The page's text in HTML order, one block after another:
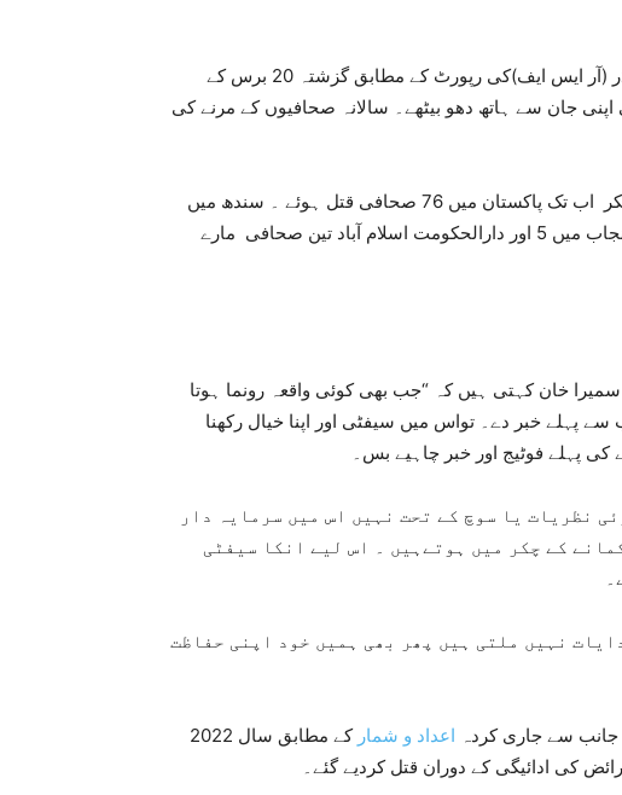
صحافیوں کی بین الاقوامی تنظیم رپورٹر ود آؤٹ بارڈر (آر ایس ایف)کی رپورٹ کے مطابق گزشتہ 20 برس کے
صحافی دوران ڈیوٹی اپنی جان سے ہاتھ دھو بیٹھے۔ سالانہ صحافیوں کے مرنے کی
پی پی ایف کے دستاویز کے مطابق سال 2002 سے لیکر اب تک پاکستان میں 76 صحافی قتل ہوئے ۔ سندھ میں
18 ، بلوچستان میں 21، خیبرپختونخواہ میں 29 اور پنجاب میں 5 اور دارالحکومت اسلام آباد تین صحافی مارے
خبر دے۔ تواس میں سیفٹی اور اپنا خیال رکھنا
پہلے فوٹیج اور خبر چاہیے بس۔
نظریات یا سوچ کے تحت نہیں اس میں سرمایہ دار
کے چکر میں ہوتےہیں ۔ اس لیے انکا سیفٹی
نہیں ملتی ہیں پھر بھی ہمیں خود اپنی حفاظت
سے جاری کردہ اعداد و شمار
کے مطابق سال 2022